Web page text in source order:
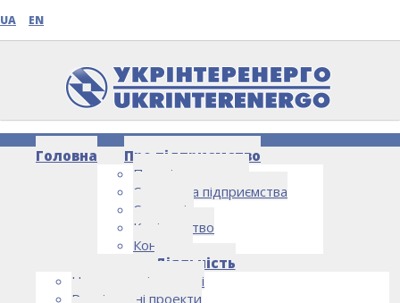
UA EN
Головна
Про підприємство
Про підприємство
Структура підприємства
Стратегія
Керівництво
Контакти
Діяльність
Напрямки діяльності
Реалізовані проекти
НОВИНИ